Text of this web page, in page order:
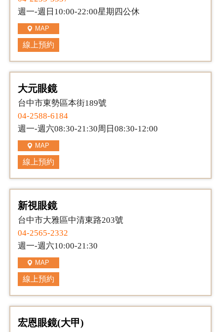
週一-週日10:00-22:00星期四公休
MAP
線上預約
大元眼鏡
台中市東勢區本街189號
04-2588-6184
週一-週六08:30-21:30周日08:30-12:00
MAP
線上預約
新視眼鏡
台中市大雅區中清東路203號
04-2565-2332
週一-週六10:00-21:30
MAP
線上預約
宏恩眼鏡(大甲)